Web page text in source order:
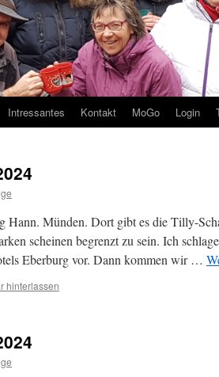
Intressantes Kontakt MoGo Login
Hann. Münden. Dort gibt es die Tilly-
scheinen begrenzt zu sein. Ich
Eberburg vor. Dann kommen wir …
hinterlassen